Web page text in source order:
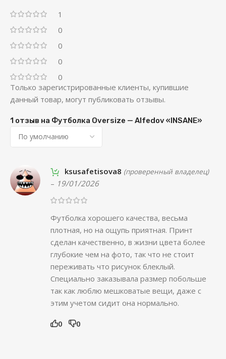
1
0
0
0
0
1 отзыв на Футболка Oversize — Alfedov «INSANE»
ksusafetisova8 (проверенный владелец)
– 19/01/2026
Футболка хорошего качества, весьма
плотная, но на ощупь приятная. Принт
сделан качественно, в жизни цвета более
глубокие чем на фото, так что не стоит
переживать что рисунок блеклый.
Специально заказывала размер побольше
так как люблю мешковатые вещи, даже с
этим учетом сидит она нормально.
0 0
Только зарегистрированные клиенты, купившие
данный товар, могут публиковать отзывы.